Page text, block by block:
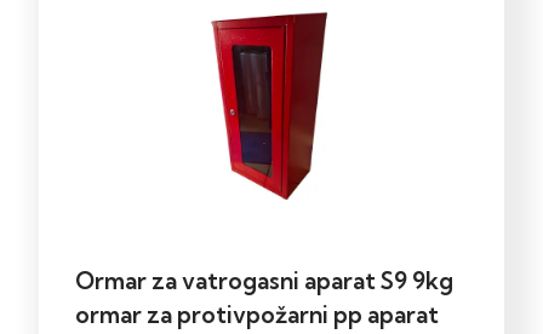
Ormar za vatrogasni aparat S9 9kg
ormar za protivpožarni pp aparat